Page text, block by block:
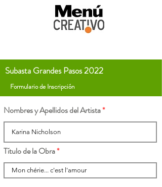
Subasta Grandes Pasos 2022
Formulario de Inscripción
Nombres y Apellidos del Artista
Título de la Obra